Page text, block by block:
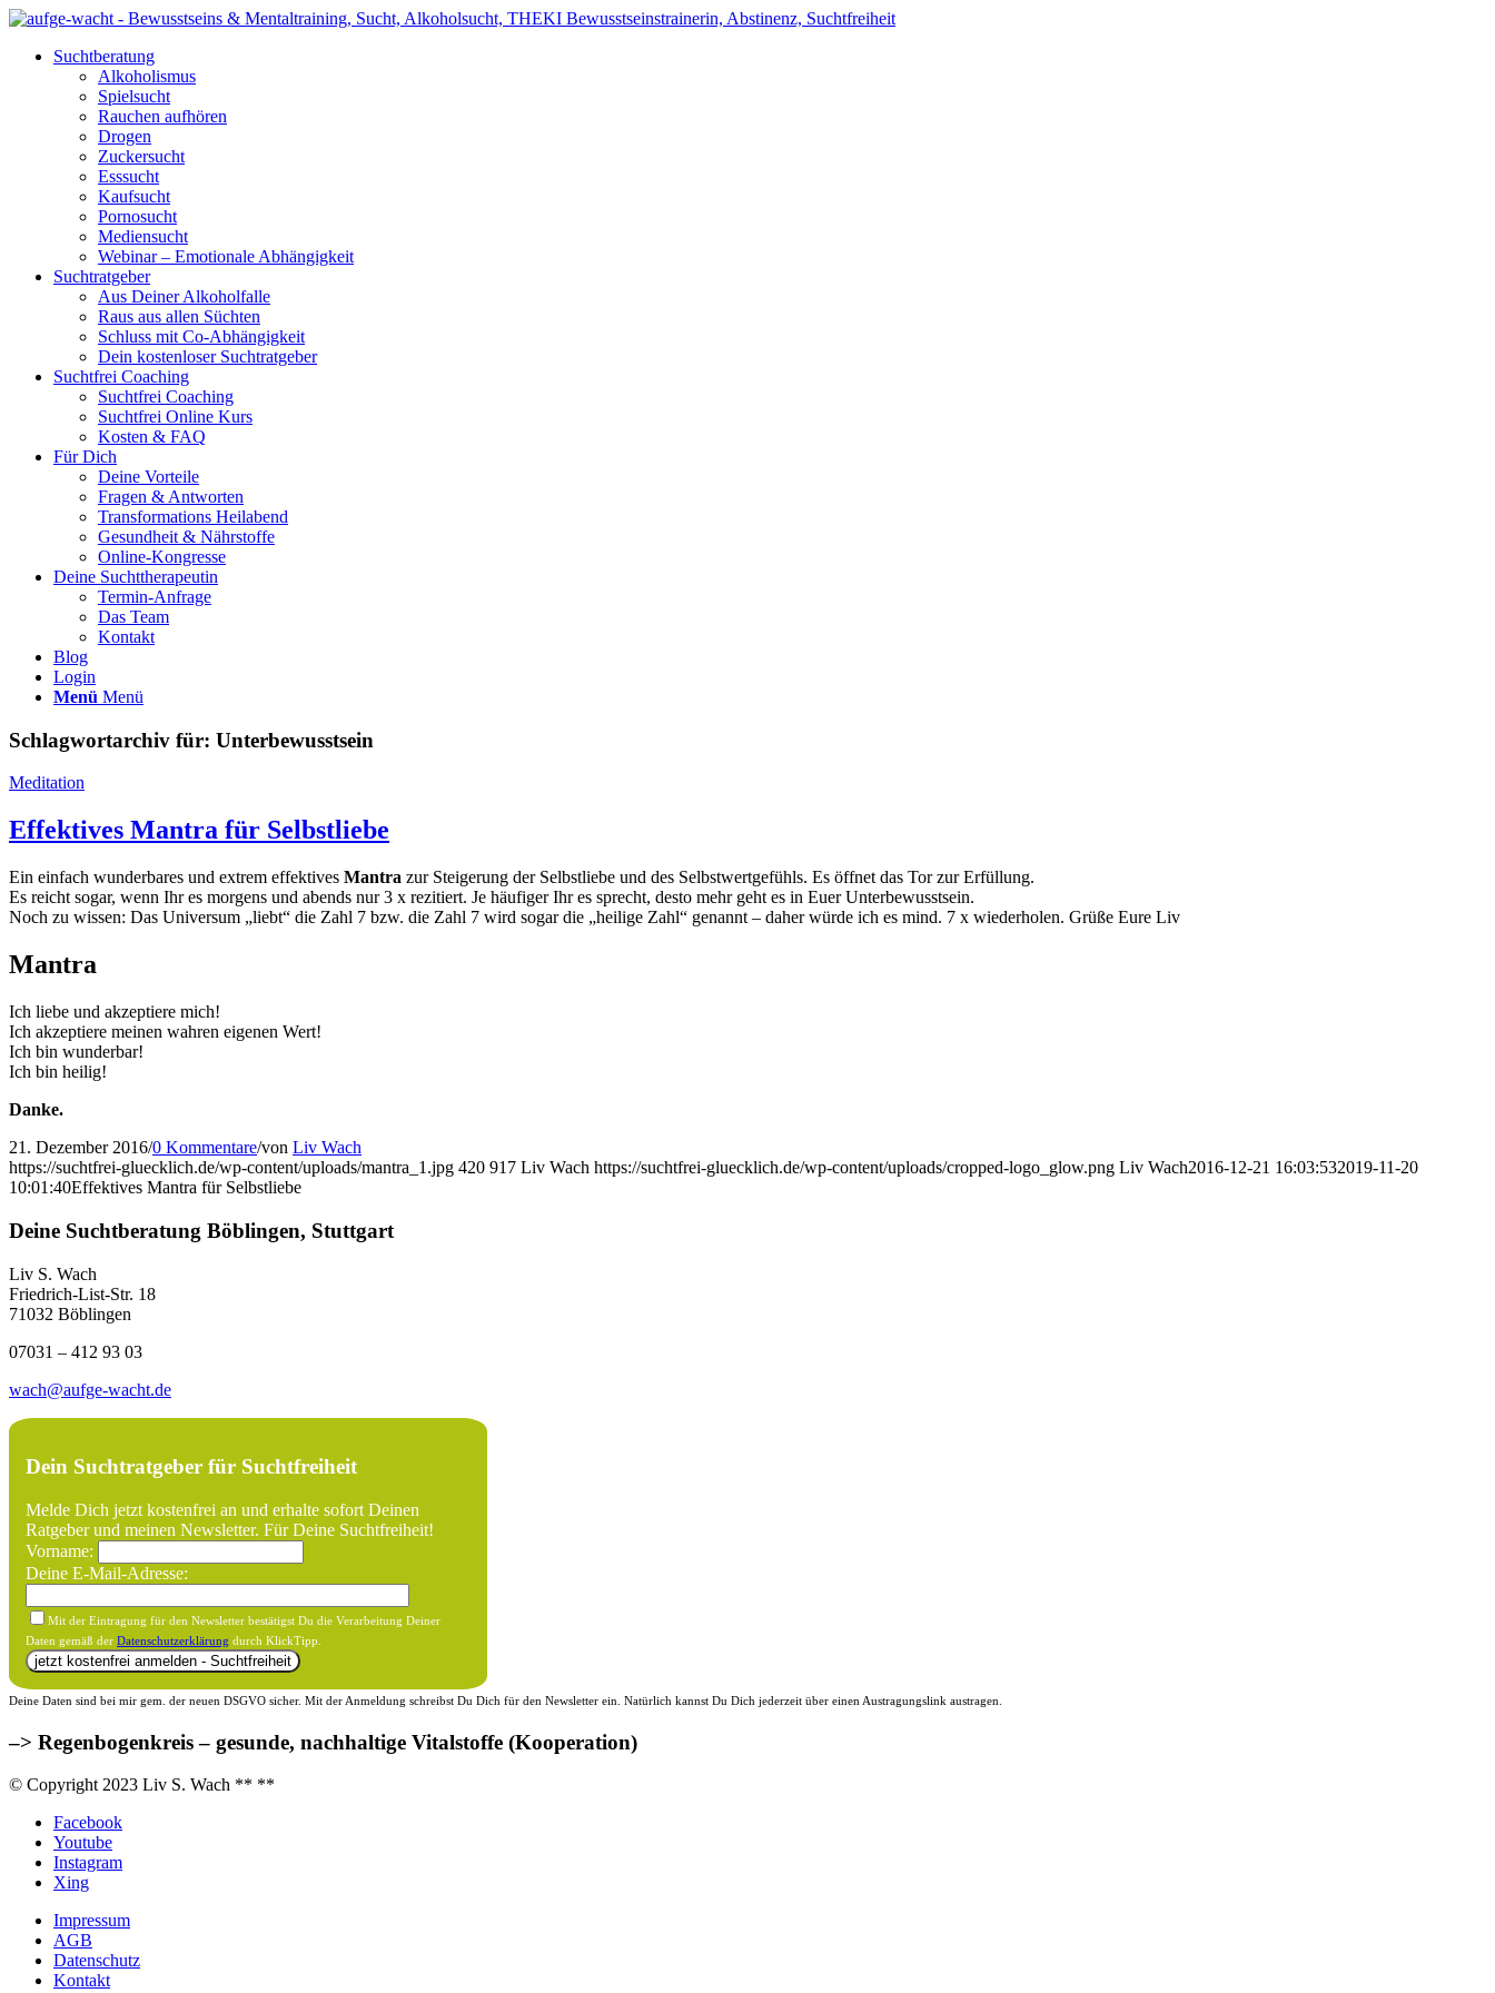
Suchtberatung
Alkoholismus
Spielsucht
Rauchen aufhören
Drogen
Zuckersucht
Esssucht
Kaufsucht
Pornosucht
Mediensucht
Webinar – Emotionale Abhängigkeit
Suchtratgeber
Aus Deiner Alkoholfalle
Raus aus allen Süchten
Schluss mit Co-Abhängigkeit
Dein kostenloser Suchtratgeber
Suchtfrei Coaching
Suchtfrei Coaching
Suchtfrei Online Kurs
Kosten & FAQ
Für Dich
Deine Vorteile
Fragen & Antworten
Transformations Heilabend
Gesundheit & Nährstoffe
Online-Kongresse
Deine Suchttherapeutin
Termin-Anfrage
Das Team
Kontakt
Blog
Login
Menü Menü
Schlagwortarchiv für: Unterbewusstsein
Meditation
Effektives Mantra für Selbstliebe
Ein einfach wunderbares und extrem effektives Mantra zur Steigerung der Selbstliebe und des Selbstwertgefühls. Es öffnet das Tor zur Erfüllung.
Es reicht sogar, wenn Ihr es morgens und abends nur 3 x rezitiert. Je häufiger Ihr es sprecht, desto mehr geht es in Euer Unterbewusstsein.
Noch zu wissen: Das Universum „liebt“ die Zahl 7 bzw. die Zahl 7 wird sogar die „heilige Zahl“ genannt – daher würde ich es mind. 7 x wiederholen. Grüße Eure Liv
Mantra
Ich liebe und akzeptiere mich!
Ich akzeptiere meinen wahren eigenen Wert!
Ich bin wunderbar!
Ich bin heilig!
Danke.
21. Dezember 2016/0 Kommentare/von Liv Wach
https://suchtfrei-gluecklich.de/wp-content/uploads/mantra_1.jpg 420 917 Liv Wach https://suchtfrei-gluecklich.de/wp-content/uploads/cropped-logo_glow.png Liv Wach2016-12-21 16:03:532019-11-20
10:01:40Effektives Mantra für Selbstliebe
Deine Suchtberatung Böblingen, Stuttgart
Liv S. Wach
Friedrich-List-Str. 18
71032 Böblingen
07031 – 412 93 03
wach@aufge-wacht.de
Dein Suchtratgeber für Suchtfreiheit
Melde Dich jetzt kostenfrei an und erhalte sofort Deinen
Ratgeber und meinen Newsletter. Für Deine Suchtfreiheit!
Vorname:
Deine E-Mail-Adresse:
Mit der Eintragung für den Newsletter bestätigst Du die Verarbeitung Deiner
Daten gemäß der Datenschutzerklärung durch KlickTipp.
Deine Daten sind bei mir gem. der neuen DSGVO sicher. Mit der Anmeldung schreibst Du Dich für den Newsletter ein. Natürlich kannst Du Dich jederzeit über einen Austragungslink austragen.
–> Regenbogenkreis – gesunde, nachhaltige Vitalstoffe (Kooperation)
© Copyright 2023 Liv S. Wach ** **
Facebook
Youtube
Instagram
Xing
Impressum
AGB
Datenschutz
Kontakt